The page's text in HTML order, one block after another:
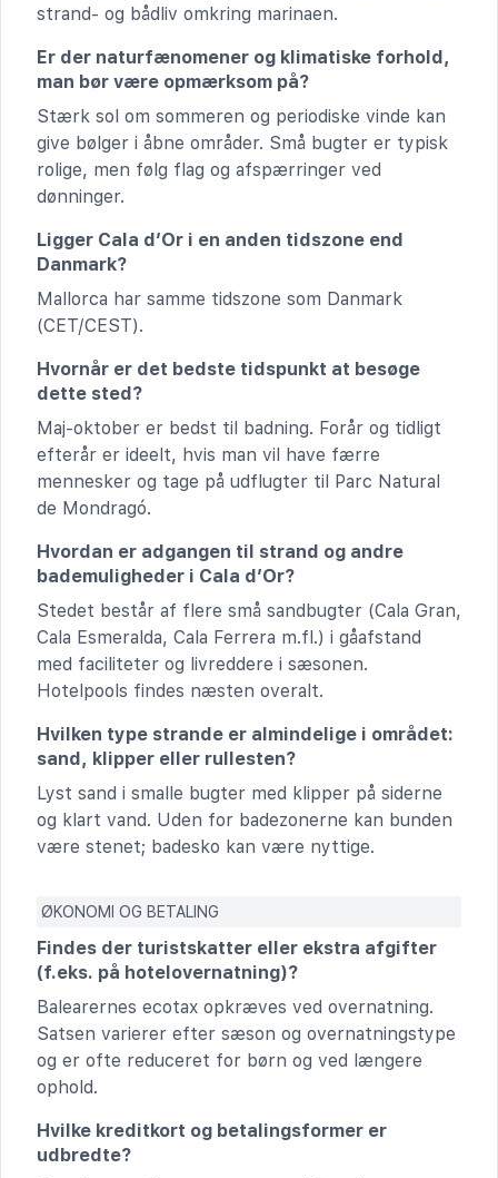
strand- og bådliv omkring marinaen.
Er der naturfænomener og klimatiske forhold,
man bør være opmærksom på?
Stærk sol om sommeren og periodiske vinde kan
give bølger i åbne områder. Små bugter er typisk
rolige, men følg flag og afspærringer ved
dønninger.
Ligger Cala d’Or i en anden tidszone end
Danmark?
Mallorca har samme tidszone som Danmark
(CET/CEST).
Hvornår er det bedste tidspunkt at besøge
dette sted?
Maj-oktober er bedst til badning. Forår og tidligt
efterår er ideelt, hvis man vil have færre
mennesker og tage på udflugter til Parc Natural
de Mondragó.
Hvordan er adgangen til strand og andre
bademuligheder i Cala d’Or?
Stedet består af flere små sandbugter (Cala Gran,
Cala Esmeralda, Cala Ferrera m.fl.) i gåafstand
med faciliteter og livreddere i sæsonen.
Hotelpools findes næsten overalt.
Hvilken type strande er almindelige i området:
sand, klipper eller rullesten?
Lyst sand i smalle bugter med klipper på siderne
og klart vand. Uden for badezonerne kan bunden
være stenet; badesko kan være nyttige.
ØKONOMI OG BETALING
Findes der turistskatter eller ekstra afgifter
(f.eks. på hotelovernatning)?
Balearernes ecotax opkræves ved overnatning.
Satsen varierer efter sæson og overnatningstype
og er ofte reduceret for børn og ved længere
ophold.
Hvilke kreditkort og betalingsformer er
udbredte?